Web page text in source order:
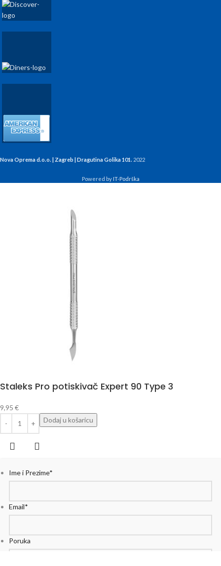
Nova Oprema d.o.o. | Zagreb | Dragutina Golika 101. 2022
Powered byIT-Podrška
Staleks Pro potiskivač Expert 90 Type 3
9,95 €
Dodaj u košaricu
Ime i Prezime*
Email*
Poruka